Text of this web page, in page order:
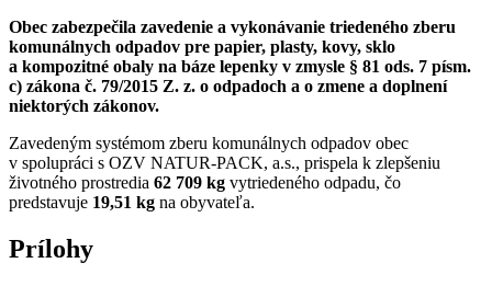
Obec zabezpečila zavedenie a vykonávanie triedeného zberu
komunálnych odpadov pre papier, plasty, kovy, sklo
a kompozitné obaly na báze lepenky v zmysle § 81 ods. 7 písm.
c) zákona č. 79/2015 Z. z. o odpadoch a o zmene a doplnení
niektorých zákonov.
Zavedeným systémom zberu komunálnych odpadov obec
v spolupráci s OZV NATUR-PACK, a.s., prispela k zlepšeniu
životného prostredia 62 709 kg vytriedeného odpadu, čo
predstavuje 19,51 kg na obyvateľa.
Prílohy